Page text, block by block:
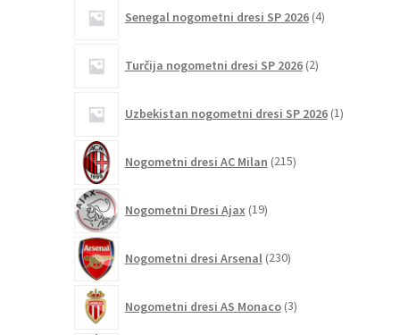
Senegal nogometni dresi SP 2026 4izdelki
Turčija nogometni dresi SP 2026 2izdelka
Uzbekistan nogometni dresi SP 2026 1izdelek
Nogometni dresi AC Milan 215izdelkov
Nogometni Dresi Ajax 19izdelkov
Nogometni dresi Arsenal 230izdelkov
Nogometni dresi AS Monaco 3izdelki